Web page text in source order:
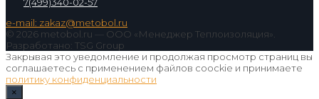
7(499)340-02-57
e-mail: zakaz@metobol.ru
© 2026 metobol.ru — ООО «Менеджер Теплоизоляция».
Разработано: TSG Group
Закрывая это уведомление и продолжая просмотр страниц вы
соглашаетесь с применением файлов coockie и принимаете
политику конфиденциальности
×